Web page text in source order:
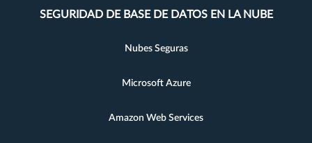
SEGURIDAD DE BASE DE DATOS EN LA NUBE
Nubes Seguras
Microsoft Azure
Amazon Web Services